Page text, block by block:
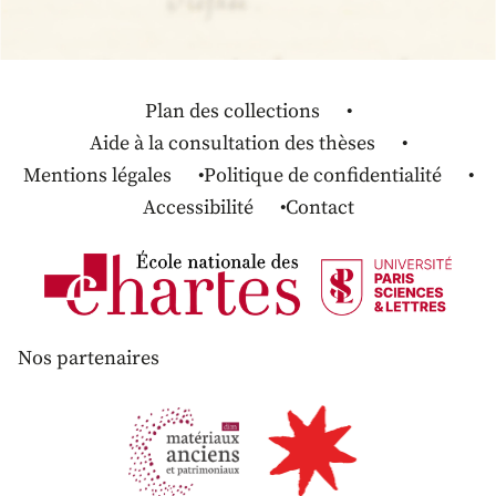
Plan des collections
Aide à la consultation des thèses
Mentions légales
Politique de confidentialité
Accessibilité
Contact
Nos partenaires